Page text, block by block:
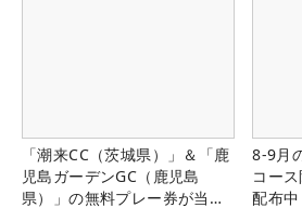
「潮来CC（茨城県）」＆「鹿
児島ガーデンGC（鹿児島
県）」の無料プレー券が当た
8-9月
コー
配布中